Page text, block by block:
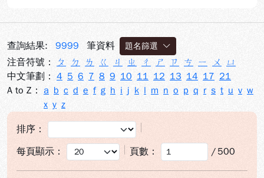
查詢結果: 9999 筆資料 題名篩選
注音符號： ㄆ ㄉ ㄌ ㄍ ㄐ ㄓ ㄔ ㄕ ㄗ ㄘ ㄧ ㄨ
ㄩ
中文筆劃： 4 5 6 7 8 9 10 11 12 13 14 17 21
A to Z： a b c d e f g h i j k l m n o p q r s t u v w
x y z
排序：
每頁顯示：
頁數： / 500